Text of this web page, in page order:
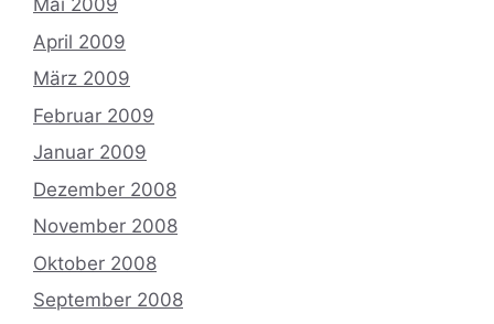
Mai 2009
April 2009
März 2009
Februar 2009
Januar 2009
Dezember 2008
November 2008
Oktober 2008
September 2008